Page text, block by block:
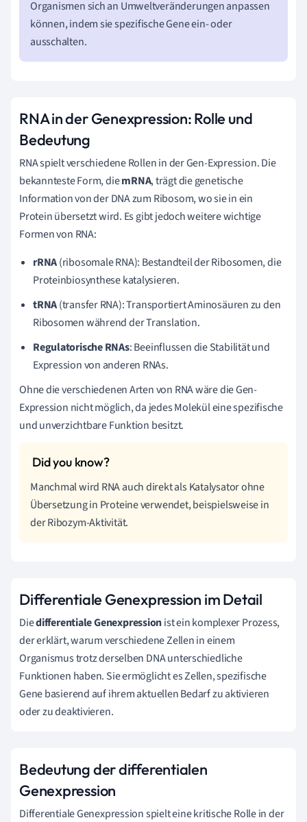
Organismen sich an Umweltveränderungen anpassen
können, indem sie spezifische Gene ein- oder
ausschalten.
RNA in der Genexpression: Rolle und
Bedeutung
RNA spielt verschiedene Rollen in der Gen-Expression. Die
bekannteste Form, diemRNA, trägt die genetische
Information von der DNA zum Ribosom, wo sie in ein
Protein übersetzt wird. Es gibt jedoch weitere wichtige
Formen von RNA:
rRNA(ribosomale RNA): Bestandteil der Ribosomen, die
Proteinbiosynthese katalysieren.
tRNA(transfer RNA): Transportiert Aminosäuren zu den
Ribosomen während der Translation.
Regulatorische RNAs: Beeinflussen die Stabilität und
Expression von anderen RNAs.
Ohne die verschiedenen Arten von RNA wäre die Gen-
Expression nicht möglich, da jedes Molekül eine spezifische
und unverzichtbare Funktion besitzt.
Manchmal wird RNA auch direkt als Katalysator ohne
Übersetzung in Proteine verwendet, beispielsweise in
der Ribozym-Aktivität.
Differentiale Genexpression im Detail
Diedifferentiale Genexpressionist ein komplexer Prozess,
der erklärt, warum verschiedene Zellen in einem
Organismus trotz derselben DNA unterschiedliche
Funktionen haben. Sie ermöglicht es Zellen, spezifische
Gene basierend auf ihrem aktuellen Bedarf zu aktivieren
oder zu deaktivieren.
Bedeutung der differentialen
Genexpression
Differentiale Genexpression spielt eine kritische Rolle in der